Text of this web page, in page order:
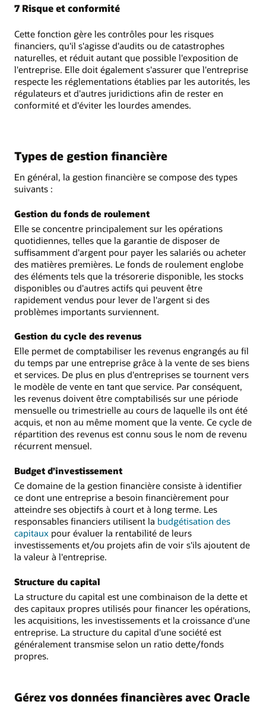
7 Risque et conformité
Cette fonction gère les contrôles pour les risques
financiers, qu'il s'agisse d'audits ou de catastrophes
naturelles, et réduit autant que possible l'exposition de
l'entreprise. Elle doit également s'assurer que l'entreprise
respecte les réglementations établies par les autorités, les
régulateurs et d'autres juridictions afin de rester en
conformité et d'éviter les lourdes amendes.
Types de gestion financière
En général, la gestion financière se compose des types
suivants :
Gestion du fonds de roulement
Elle se concentre principalement sur les opérations
quotidiennes, telles que la garantie de disposer de
suffisamment d'argent pour payer les salariés ou acheter
des matières premières. Le fonds de roulement englobe
des éléments tels que la trésorerie disponible, les stocks
disponibles ou d'autres actifs qui peuvent être
rapidement vendus pour lever de l'argent si des
problèmes importants surviennent.
Gestion du cycle des revenus
Elle permet de comptabiliser les revenus engrangés au fil
du temps par une entreprise grâce à la vente de ses biens
et services. De plus en plus d'entreprises se tournent vers
le modèle de vente en tant que service. Par conséquent,
les revenus doivent être comptabilisés sur une période
mensuelle ou trimestrielle au cours de laquelle ils ont été
acquis, et non au même moment que la vente. Ce cycle de
répartition des revenus est connu sous le nom de revenu
récurrent mensuel.
Budget d’investissement
Ce domaine de la gestion financière consiste à identifier
ce dont une entreprise a besoin financièrement pour
atteindre ses objectifs à court et à long terme. Les
responsables financiers utilisent la budgétisation des
capitaux pour évaluer la rentabilité de leurs
investissements et/ou projets afin de voir s'ils ajoutent de
la valeur à l'entreprise.
Structure du capital
La structure du capital est une combinaison de la dette et
des capitaux propres utilisés pour financer les opérations,
les acquisitions, les investissements et la croissance d'une
entreprise. La structure du capital d'une société est
généralement transmise selon un ratio dette/fonds
propres.
Gérez vos données financières avec Oracle